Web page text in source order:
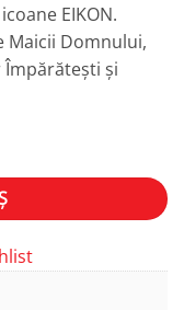
EIKON.
Maicii Domnului,
și
Iliriei